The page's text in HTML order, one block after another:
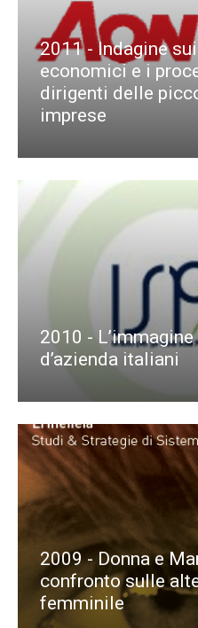
2011 - Indagine
economici e i
dirigenti delle
imprese
2010 -
d’azienda italiani
2009 - Donna e
confronto sulle
femminile